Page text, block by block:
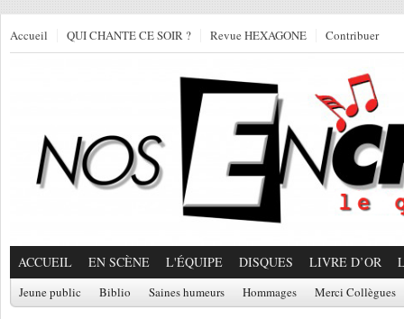
Accueil QUI CHANTE CE SOIR ? Revue HEXAGONE Contribuer
ACCUEIL EN SCÈNE L'ÉQUIPE DISQUES LIVRE D’OR
Jeune public Biblio Saines humeurs Hommages Merci Collègues